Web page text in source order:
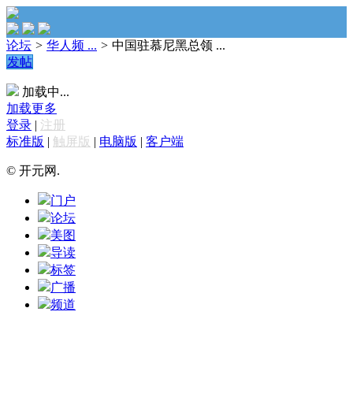
论坛 > 华人频 ... > 中国驻慕尼黑总领 ...
发帖
加载中...
加载更多
登录 | 注册
标准版 | 触屏版 | 电脑版 | 客户端
© 开元网.
门户
论坛
美图
导读
标签
广播
频道